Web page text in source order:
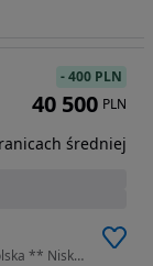
998 cm3 • 72 KM • AYGO X Benzyna ** 2022r. ** Polska ** Niski przebieg
-400 PLN
40 500 PLN
średniej